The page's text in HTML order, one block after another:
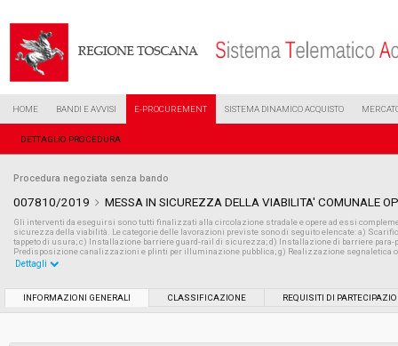
HOME BANDI E AVVISI E-PROCUREMENT SISTEMA DINAMICO ACQUISTO
DETTAGLIO PROCEDURA
Procedura negoziata senza bando
007810/2019 MESSA IN SICUREZZA DELLA VIABILITA' COMUNALE
Gli interventi da eseguirsi sono tutti finalizzati alla circolazione stradale e opere ad essi
sicurezza della viabilità. Le categorie delle lavorazioni previste sono di seguito elencate: a)
tappeto di usura; c) Installazione barriere guard-rail di sicurezza; d) Installazione di barriere para-
Predisposizione canalizzazioni e plinti per illuminazione pubblica; g) Realizzazione segnaletica
Dettagli
INFORMAZIONI GENERALI CLASSIFICAZIONE REQUISITI DI